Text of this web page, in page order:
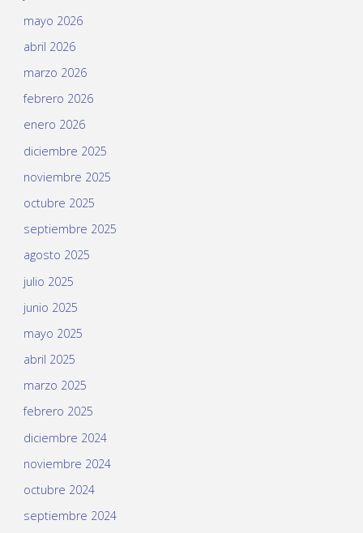
mayo 2026
abril 2026
marzo 2026
febrero 2026
enero 2026
diciembre 2025
noviembre 2025
octubre 2025
septiembre 2025
agosto 2025
julio 2025
junio 2025
mayo 2025
abril 2025
marzo 2025
febrero 2025
diciembre 2024
noviembre 2024
octubre 2024
septiembre 2024